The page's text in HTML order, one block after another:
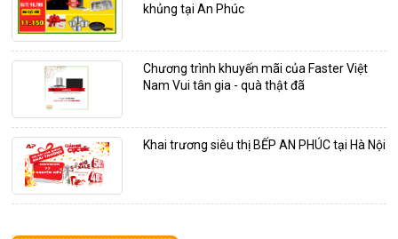
khủng tại An Phúc
Chương trình khuyến mãi của Faster Việt
Nam Vui tân gia - quà thật đã
Khai trương siêu thị BẾP AN PHÚC tại Hà Nội